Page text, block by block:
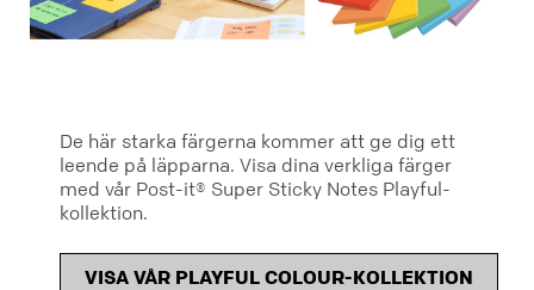
De här starka färgerna kommer att ge dig ett
leende på läpparna. Visa dina verkliga färger
med vår Post-it® Super Sticky Notes Playful-
kollektion.
VISA VÅR PLAYFUL COLOUR-KOLLEKTION